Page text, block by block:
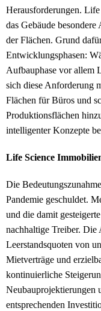
Herausforderungen.
das Gebäude
der Flächen. Grund
Entwicklungsphasen:
Aufbauphase vor allem
sich diese Anforderung
Flächen für Büros und
Produktionsflächen
intelligenter Konzepte
Life Science
Die
Pandemie geschuldet.
und die damit
nachhaltige Treiber. Die
Leerstandsquoten von
Mietverträge und
kontinuierliche
Neubauprojektierungen
entsprechenden